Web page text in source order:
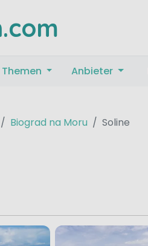
Themen Anbieter
Biograd na Moru Soline